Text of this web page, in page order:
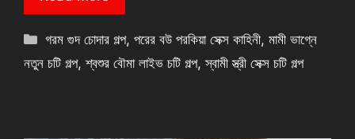
Categories
গরম গুদ চোদার গল্প,পরের বউ পরকিয়া সেক্স কাহিনী,মামী ভাগ্নে
নতুন চটি গল্প,শ্বশুর বৌমা লাইভ চটি গল্প,স্বামী স্ত্রী সেক্স চটি গল্প